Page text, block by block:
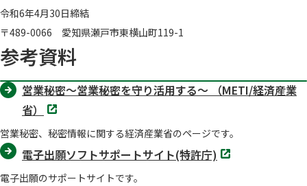
で
開
く
令和6年4月30日締結
〒489-0066 愛知県瀬戸市東横山町119-1
参考資料
営業秘密～営業秘密を守り活用する～ （METI/経済産業
省）
別
タ
で
く
営業秘密、秘密情報に関する経済産業省のページです。
電子出願ソフトサポートサイト(特許庁) 別
タ
電子出願のサポートサイトです。